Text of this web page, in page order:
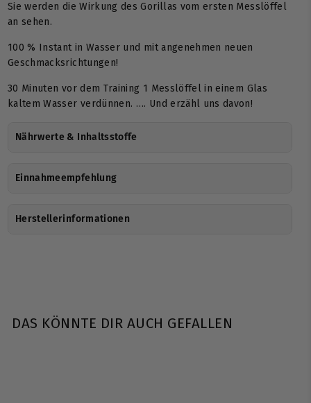
Sie werden die Wirkung des Gorillas vom ersten Messlöffel
an sehen.
100 % Instant in Wasser und mit angenehmen neuen
Geschmacksrichtungen!
30 Minuten vor dem Training 1 Messlöffel in einem Glas
kaltem Wasser verdünnen. …. Und erzähl uns davon!
Nährwerte & Inhaltsstoffe
Einnahmeempfehlung
Herstellerinformationen
DAS KÖNNTE DIR AUCH GEFALLEN